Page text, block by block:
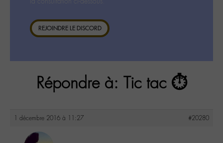
REJOINDRE LE DISCORD
Répondre à: Tic tac ⏱
1 décembre 2016 à 11:27 #20280